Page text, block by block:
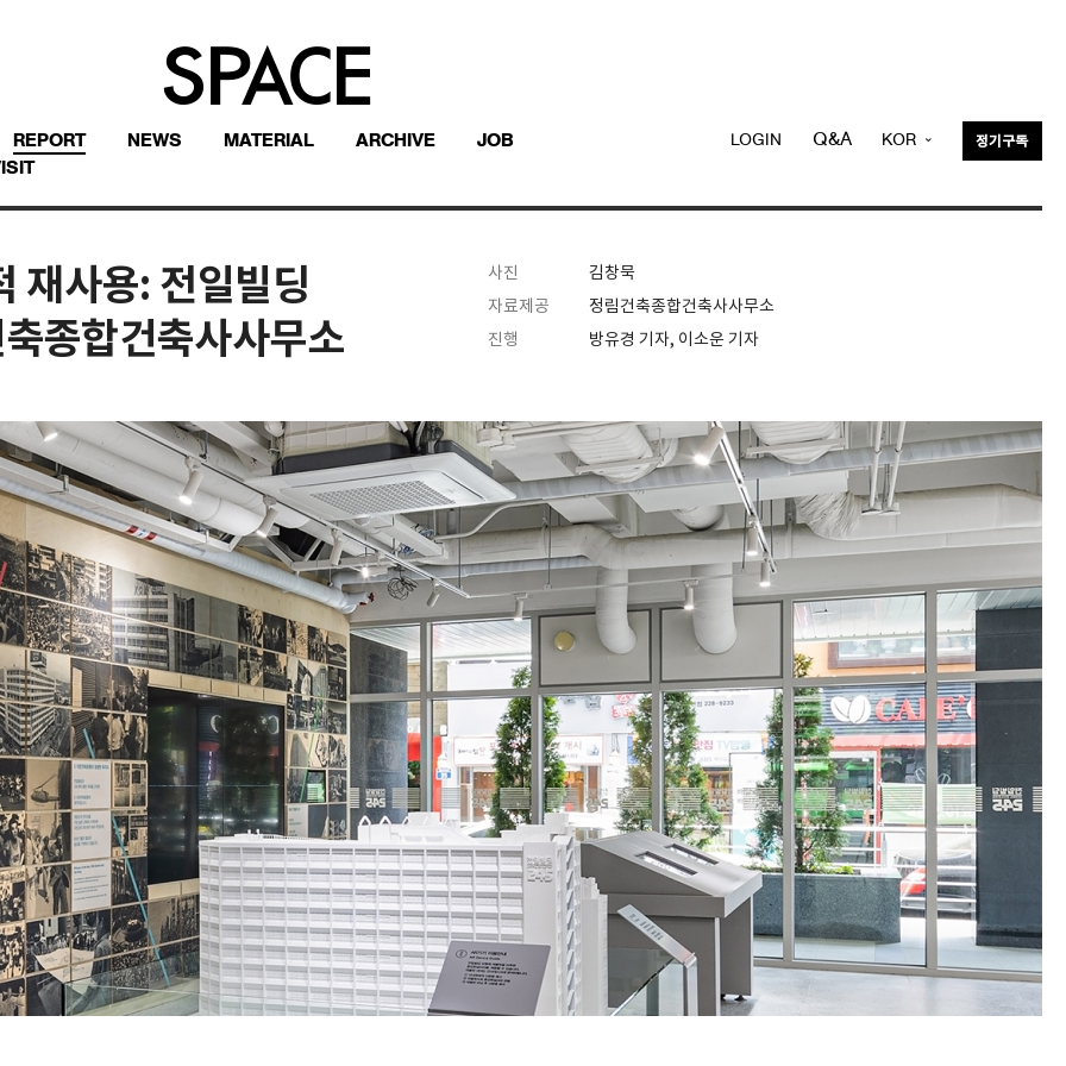
REPORT NEWS MATERIAL ARCHIVE
JOB
LOGIN Q&A KOR 정기구독
사용: 전일빌딩
종합건축사사무소
사진
김창묵
자료제공
정림건축종합건축사사무소
진행
방유경 기자, 이소운 기자